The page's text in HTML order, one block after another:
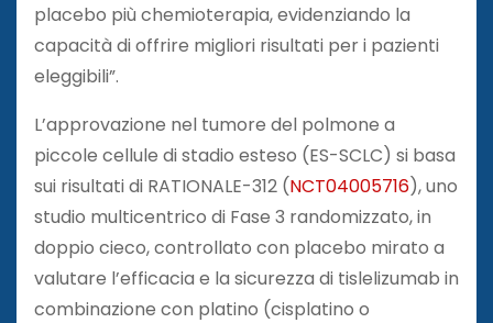
placebo più chemioterapia, evidenziando la
capacità di offrire migliori risultati per i pazienti
eleggibili”.
L’approvazione nel tumore del polmone a
piccole cellule di stadio esteso (ES-SCLC) si basa
sui risultati di RATIONALE-312 (NCT04005716), uno
studio multicentrico di Fase 3 randomizzato, in
doppio cieco, controllato con placebo mirato a
valutare l’efficacia e la sicurezza di tislelizumab in
combinazione con platino (cisplatino o